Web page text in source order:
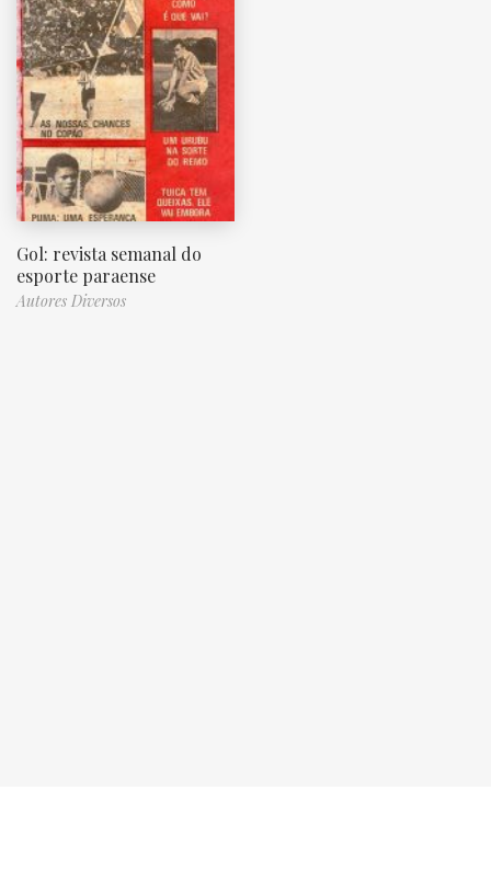
Gol: revista semanal do
esporte paraense
Autores Diversos